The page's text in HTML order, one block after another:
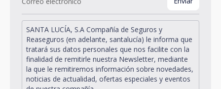
SANTA LUCÍA, S.A Compañía de Seguros y
Reaseguros (en adelante, santalucía) le informa que
tratará sus datos personales que nos facilite con la
finalidad de remitirle nuestra Newsletter, mediante
la que le remitiremos información sobre novedades,
noticias de actualidad, ofertas especiales y eventos